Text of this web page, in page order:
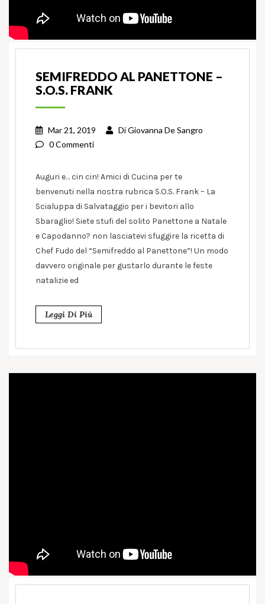
SEMIFREDDO AL PANETTONE –
S.O.S. FRANK
Mar 21, 2019 DiGiovanna De Sangro
0 Commenti
Auguri e… cin cin! Amici di Cucina per te
benvenuti nella nostra rubrica S.O.S. Frank – La
Scialuppa di Salvataggio per i bevitori allo
Sbaraglio! Siete stufi del solito Panettone a Natale
e Capodanno? non lasciatevi sfuggire la ricetta di
Chef Fudo del “Semifreddo al Panettone”! Un modo
davvero originale per gustarlo durante le feste
natalizie ed
Leggi Di Più